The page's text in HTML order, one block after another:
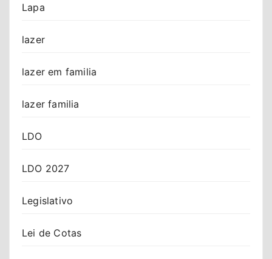
Lapa
lazer
lazer em familia
lazer familia
LDO
LDO 2027
Legislativo
Lei de Cotas